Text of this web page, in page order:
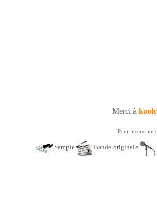
Merci à
Pour insérer un
Sample Bande originale